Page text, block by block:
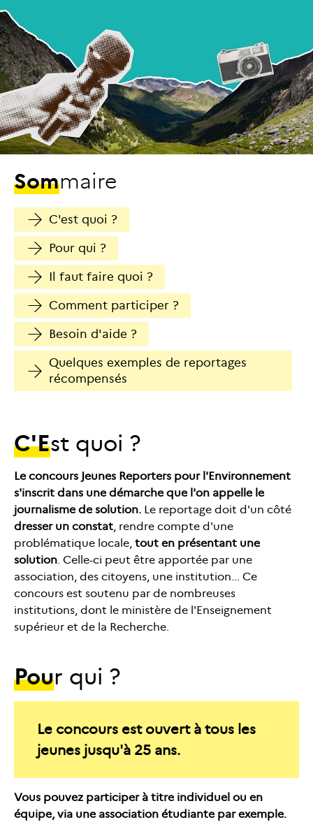
Sommaire
C'est quoi ?
Pour qui ?
Il faut faire quoi ?
Comment participer ?
Besoin d'aide ?
Quelques exemples de reportages
récompensés
C'est quoi ?
Le concours Jeunes Reporters pour l'Environnement
s'inscrit dans une démarche que l'on appelle le
journalisme de solution. Le reportage doit d'un côté
dresser un constat, rendre compte d'une
problématique locale, tout en présentant une
solution. Celle-ci peut être apportée par une
association, des citoyens, une institution... Ce
concours est soutenu par de nombreuses
institutions, dont le ministère de l'Enseignement
supérieur et de la Recherche.
Pour qui ?
Le concours est ouvert à tous les
jeunes jusqu'à 25 ans.
Vous pouvez participer à titre individuel ou en
équipe, via une association étudiante par exemple.